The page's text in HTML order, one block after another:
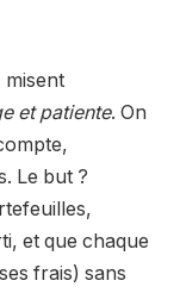
misent
et patiente. On
Le but ?
et que chaque
frais) sans